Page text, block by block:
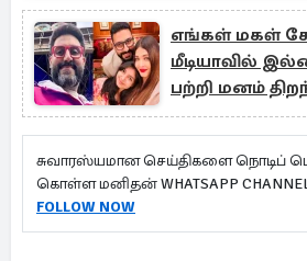
எங்கள் மகள்
மீடியாவில்
பற்றி மனம்
பச்சன்
சுவாரஸ்யமான செய்திகளை நொடிப்
கொள்ள மனிதன் WHATSAPP
FOLLOW NOW